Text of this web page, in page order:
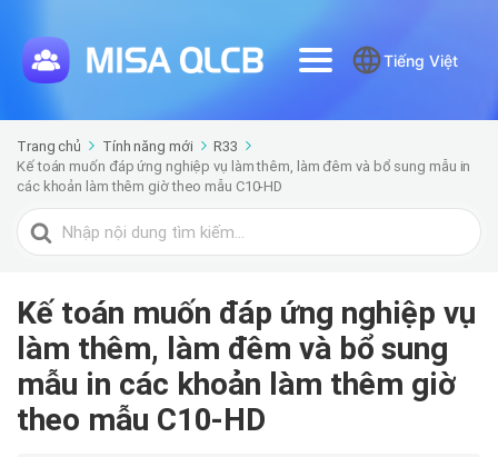
Tiếng Việt
Trang chủ Tính năng mới
R33
Kế toán muốn đáp ứng nghiệp vụ làm thêm, làm đêm và bổ sung mẫu in
các khoản làm thêm giờ theo mẫu C10-HD
Tìm
kiếm
Kế toán muốn đáp ứng nghiệp vụ
làm thêm, làm đêm và bổ sung
mẫu in các khoản làm thêm giờ
theo mẫu C10-HD